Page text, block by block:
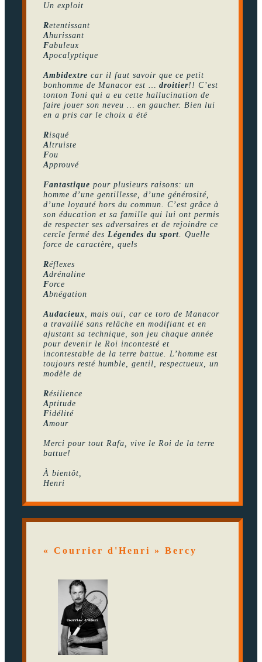
Un exploit
Retentissant
Ahurissant
Fabuleux
Apocalyptique
Ambidextre car il faut savoir que ce petit
bonhomme de Manacor est …droitier!! C’est
tonton Toni qui a eu cette hallucination de
faire jouer son neveu … en gaucher. Bien lui
en a pris car le choix a été
Risqué
Altruiste
Fou
Approuvé
Fantastique pour plusieurs raisons: un
homme d’une gentillesse, d’une générosité,
d’une loyauté hors du commun. C’est grâce à
son éducation et sa famille qui lui ont permis
de respecter ses adversaires et de rejoindre ce
cercle fermé des Légendes du sport . Quelle
force de caractère, quels
Réflexes
Adrénaline
Force
Abnégation
Audacieux , mais oui, car ce toro de Manacor
a travaillé sans relâche en modifiant et en
ajustant sa technique, son jeu chaque année
pour devenir le Roi incontesté et
incontestable de la terre battue. L’homme est
toujours resté humble, gentil, respectueux, un
modèle de
Résilience
Aptitude
Fidélité
Amour
Merci pour tout Rafa, vive le Roi de la terre
battue!
À bientôt,
Henri
« Courrier d'Henri » Bercy